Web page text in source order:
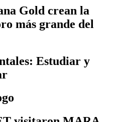
Gold crean la
más grande del
Estudiar y